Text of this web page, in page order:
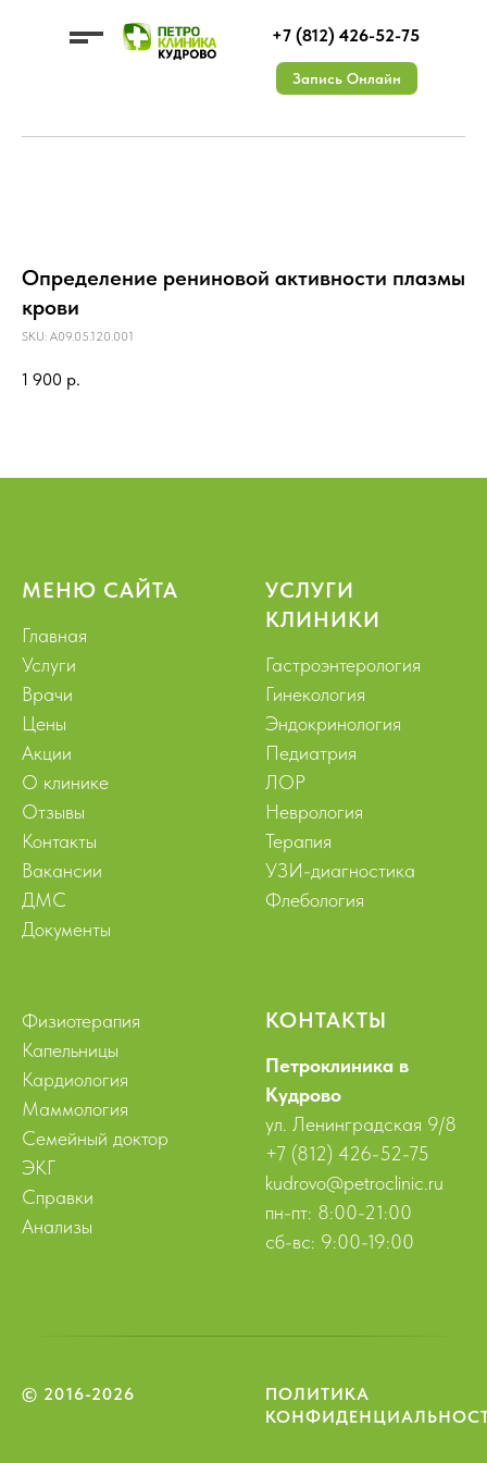
+7 (812) 426-52-75
Запись Онлайн
КОНТАКТЫ
ОТЗЫВЫ
ВРАЧИ АКЦИИ
ДМС
Документы
Определение рениновой активности плазмы
крови
SKU: A09.05.120.001
1 900 р.
МЕНЮ САЙТА
Главная
Услуги
Врачи
Цены
Акции
О клинике
Отзывы
Контакты
Вакансии
ДМС
Документы
УСЛУГИ
КЛИНИКИ
Гастроэнтерология
Гинекология
Эндокринология
Педиатрия
ЛОР
Неврология
Терапия
УЗИ-диагностика
Флебология
Физиотерапия
Капельницы
Кардиология
Маммология
Семейный доктор
ЭКГ
Справки
Анализы
КОНТАКТЫ
Петроклиника в
Кудрово
ул. Ленинградская 9/8
+7 (812) 426-52-75
kudrovo@petroclinic.ru
пн-пт: 8:00-21:00
сб-вс: 9:00-19:00
© 2016-2026
ПОЛИТИКА